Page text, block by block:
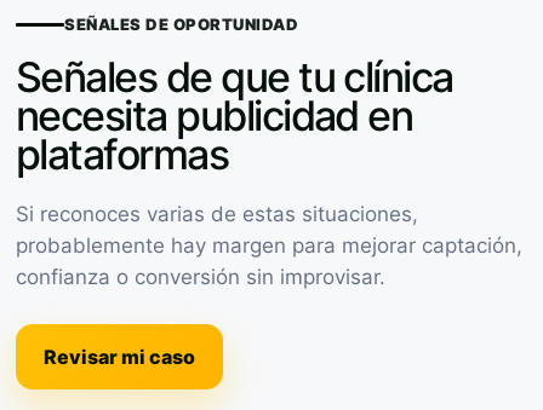
SEÑALES DE OPORTUNIDAD
Señales de que tu clínica
necesita publicidad en
plataformas
Si reconoces varias de estas situaciones,
probablemente hay margen para mejorar captación,
confianza o conversión sin improvisar.
Revisar mi caso